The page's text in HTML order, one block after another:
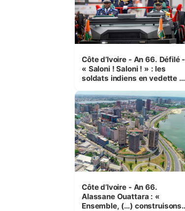
Côte d’Ivoire - An 66. Défilé -
« Saloni ! Saloni ! » : les
soldats indiens en vedette à
Côte d’Ivoire - An 66.
Alassane Ouattara : «
Ensemble, (…) construisons